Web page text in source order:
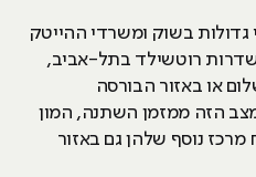
גדולות בשוק ומשרדי ההייטק
רוטשילד בתל-אביב,
או באזור הבורסה
הזה ממזמן השתנה, המון
נוסף שלהן גם באזור